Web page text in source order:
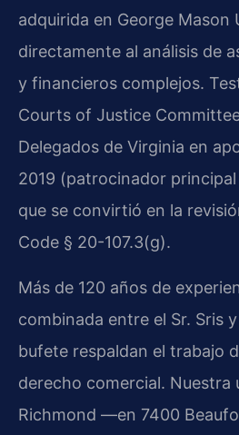
adquirida en George Mason
directamente al análisis de
y financieros complejos.
Courts of Justice
Delegados de Virginia en
2019 (patrocinador
que se convirtió en la
Code § 20-107.3(g).
Más de 120 años de
combinada entre el Sr. Sris
bufete respaldan el trabajo
derecho comercial. Nuestra
Richmond —en 7400